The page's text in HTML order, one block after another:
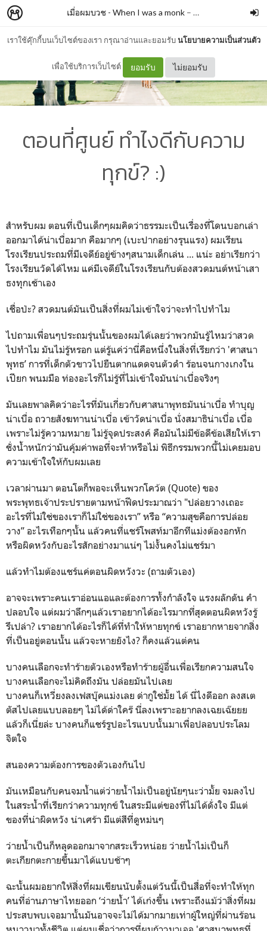
เราใช้คุ๊กกี้บนเว็บไซต์ของเรา กรุณาอ่านและยอมรับนโยบายความเป็นส่วนตัว
เพื่อใช้บริการเว็บไซต์ ยอมรับ ไม่ยอมรับ
เมื่อผมบวช - When I was a monk – Bass Chayathorn
ตอนที่ศูนย์ ทำไงดีกับความ
ทุกข์? :)
สำหรับผม ตอนที่เป็นเด็กๆผมคิดว่าธรรมะเป็นเรื่องที่โดนบอกเล่า
ออกมาได้น่าเบื่อมาก คือมากๆ (เบะปากอย่างรุนแรง) ผมเรียน
โรงเรียนประถมที่มีเจดีย์อยู่ข้างๆสนามเด็กเล่น ... แน่ะ อย่าเรียกว่า
โรงเรียนวัดได้ไหม แค่มีเจดีย์ในโรงเรียนกับต้องสวดมนต์หน้าเสา
ธงทุกเช้าเอง
เชื่อป่ะ? สวดมนต์มันเป็นสิ่งที่ผมไม่เข้าใจว่าจะทำไปทำไม
ไปถามเพื่อนๆประถมรุ่นนั้นของผมได้เลยว่าพวกมันรู้ไหมว่าสวด
ไปทำไม มันไม่รู้หรอก แต่รู้แค่ว่านี่คือหนึ่งในสิ่งที่เรียกว่า 'ศาสนา
พุทธ’ การที่เด็กตัวขาวไปยืนตากแดดจนตัวดำ ร้อนจนกางเกงใน
เปียก พนมมือ ท่องอะไรก็ไม่รู้ที่ไม่เข้าใจมันน่าเบื่อจริงๆ
มันเลยพาลคิดว่าอะไรที่มันเกี่ยวกับศาสนาพุทธมันน่าเบื่อ ทำบุญ
น่าเบื่อ ถวายสังฆทานน่าเบื่อ เข้าวัดน่าเบื่อ นั่งสมาธิน่าเบื่อ เบื่อ
เพราะไม่รู้ความหมาย ไม่รู้จุดประสงค์ คือมันไม่มีข้อดีข้อเสียให้เรา
ชั่งน้ำหนักว่ามันคุ้มค่าพอที่จะทำหรือไม่ พิธีกรรมพวกนี้ไม่เคยมอบ
ความเข้าใจให้กับผมเลย
เวลาผ่านมา ตอนโตก็พอจะเห็นพวกโคว้ต (Quote) ของ
พระพุทธเจ้าประปรายตามหน้าฟีดประมาณว่า "ปล่อยวางเถอะ
อะไรที่ไม่ใช่ของเราก็ไม่ใช่ของเรา” หรือ “ความสุขคือการปล่อย
วาง” อะไรเทือกๆนั้น แล้วคนที่แชร์โพสท์มาอีกทีแม่งต้องอกหัก
หรือผิดหวังกับอะไรสักอย่างมาแน่ๆ ไม่งั้นคงไม่แชร์มา
แล้วทำไมต้องแชร์แค่ตอนผิดหวังวะ (ถามตัวเอง)
อาจจะเพราะคนเราอ่อนแอและต้องการทั้งกำลังใจ แรงผลักดัน คำ
ปลอบใจ แต่ผมว่าลึกๆแล้วเราอยากได้อะไรมากที่สุดตอนผิดหวังรู้
รึเปล่า? เราอยากได้อะไรก็ได้ที่ทำให้หายทุกข์ เราอยากหายจากสิ่ง
ที่เป็นอยู่ตอนนั้น แล้วจะหายยังไง? ก็คงแล้วแต่คน
บางคนเลือกจะทำร้ายตัวเองหรือทำร้ายผู้อื่นเพื่อเรียกความสนใจ
บางคนเลือกจะไม่คิดถึงมัน ปล่อยมันไปเลย
บางคนก็เหวี่ยงลงเฟสบุ๊คแม่งเลย ด่ากูใช่มั้ย ได้ นี่ไงดีออก ลงสเต
ตัสไปเลยแบบลอยๆ ไม่ได้ด่าใคร๊ นี่ลงเพราะอยากลงเฉยเฉ๊ยยย
แล้วก็เนี่ยล่ะ บางคนก็แชร์รูปอะไรแบบนั้นมาเพื่อปลอบประโลม
จิตใจ
สนองความต้องการของตัวเองกันไป
มันเหมือนกับคนจมน้ำแต่ว่ายน้ำไม่เป็นอยู่นัยๆนะว่ามั้ย จมลงไป
ในสระน้ำที่เรียกว่าความทุกข์ ในสระมีแต่ของที่ไม่ได้ดั่งใจ มีแต่
ของที่น่าผิดหวัง น่าเศร้า มีแต่สีที่ดูหม่นๆ
ว่ายน้ำเป็นก็หลุดออกมาจากสระเร็วหน่อย ว่ายน้ำไม่เป็นก็
ตะเกียกตะกายขึ้นมาได้แบบช้าๆ
ฉะนั้นผมอยากให้สิ่งที่ผมเขียนนับตั้งแต่วันนี้เป็นสื่อที่จะทำให้ทุก
คนที่อ่านภาษาไทยออก ‘ว่ายน้ำ’ ได้เก่งขึ้น เพราะถึงแม้ว่าสิ่งที่ผม
ประสบพบเจอมานั้นมันอาจจะไม่ได้มากมายเท่าผู้ใหญ่ที่ผ่านร้อน